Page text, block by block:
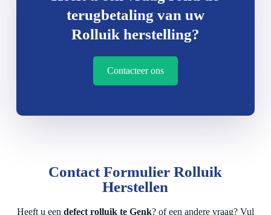
terugbetaling van uw
Rolluik herstelling?
Contacteer ons
Contact Formulier Rolluik
Herstellen
Heeft u een defect rolluik te Genk? of een andere vraag? Vul